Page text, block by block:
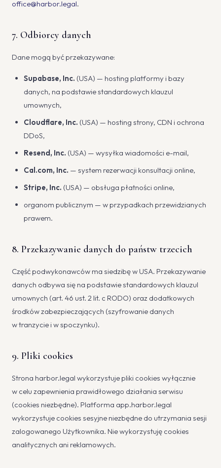
office@harbor.legal.
7. Odbiorcy danych
Dane mogą być przekazywane:
Supabase, Inc. (USA) — hosting platformy i bazy
danych, na podstawie standardowych klauzul
umownych,
Cloudflare, Inc. (USA) — hosting strony, CDN i ochrona
DDoS,
Resend, Inc. (USA) — wysyłka wiadomości e-mail,
Cal.com, Inc. — system rezerwacji konsultacji online,
Stripe, Inc. (USA) — obsługa płatności online,
organom publicznym — w przypadkach przewidzianych
prawem.
8. Przekazywanie danych do państw trzecich
Część podwykonawców ma siedzibę w USA. Przekazywanie
danych odbywa się na podstawie standardowych klauzul
umownych (art. 46 ust. 2 lit. c RODO) oraz dodatkowych
środków zabezpieczających (szyfrowanie danych
w tranzycie i w spoczynku).
9. Pliki cookies
Strona harbor.legal wykorzystuje pliki cookies wyłącznie
w celu zapewnienia prawidłowego działania serwisu
(cookies niezbędne). Platforma app.harbor.legal
wykorzystuje cookies sesyjne niezbędne do utrzymania sesji
zalogowanego Użytkownika. Nie wykorzystuję cookies
analitycznych ani reklamowych.